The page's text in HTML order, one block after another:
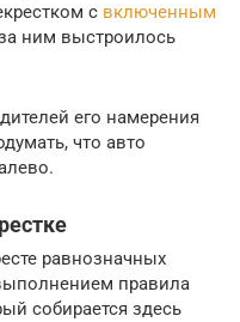
с включенным
ним выстроилось
его намерения
что авто
равнозначных
правила
собирается здесь